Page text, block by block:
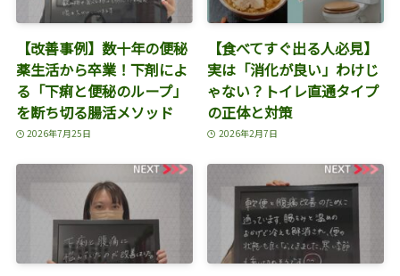
【改善事例】数十年の便秘
薬生活から卒業！下剤によ
る「下痢と便秘のループ」
を断ち切る腸活メソッド
2026年7月25日
【食べてすぐ出る人必見】
実は「消化が良い」わけじ
ゃない？トイレ直通タイプ
の正体と対策
2026年2月7日